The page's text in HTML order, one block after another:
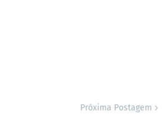
Próxima Postagem